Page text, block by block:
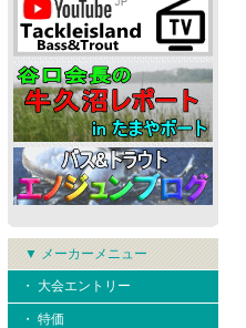
▼ メーカーメニュー
・ 大会エントリー
・ 特価